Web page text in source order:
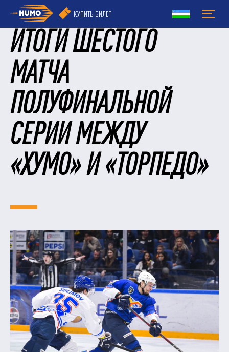
КУПИТЬ БИЛЕТ
ИТОГИ ШЕСТОГО
МАТЧА
ПОЛУФИНАЛЬНОЙ
СЕРИИ МЕЖДУ
«ХУМО» И «ТОРПЕДО»